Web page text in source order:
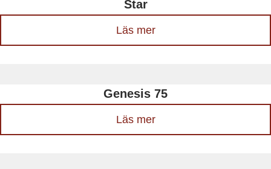
Star
Läs mer
Genesis 75
Läs mer